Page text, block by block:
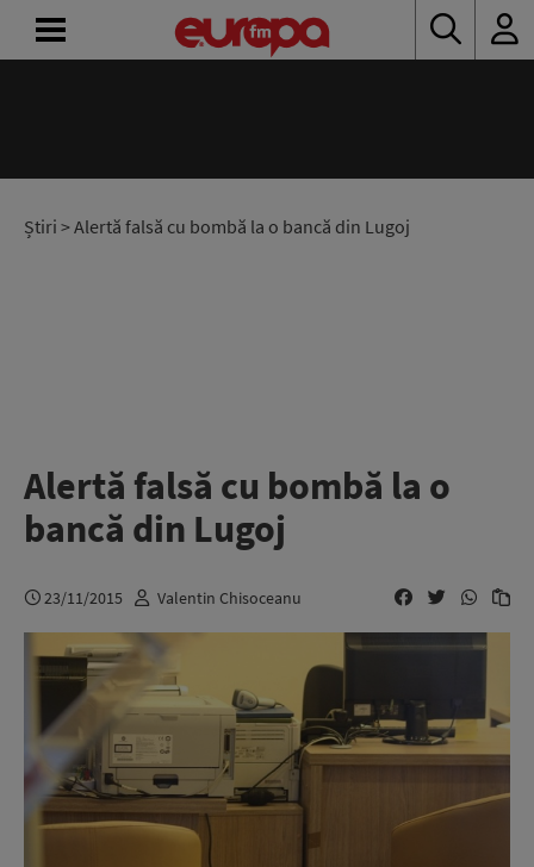
Știri > Alertă falsă cu bombă la o bancă din Lugoj
Alertă falsă cu bombă la o
bancă din Lugoj
23/11/2015 Valentin Chisoceanu
RADIO